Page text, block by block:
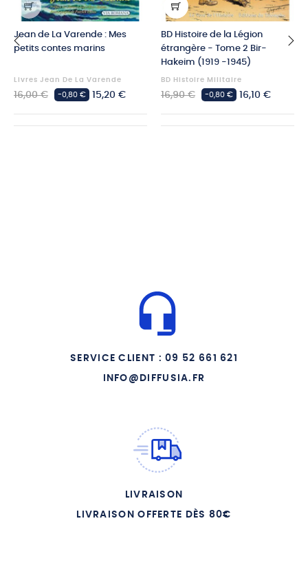
Jean de La Varende : Mes
petits contes marins
Livres Jean De La Varende
Prix
16,00 € -0,80 € Prix
15,20 €
BD Histoire de la Légion
étrangère - Tome 2 Bir-
Hakeim (1919 -1945)
BD Histoire Militaire
Prix
16,90 € -0,80 € Prix
16,10 €
SERVICE CLIENT : 09 52 661 621
INFO@DIFFUSIA.FR
LIVRAISON
LIVRAISON OFFERTE DÈS 80€